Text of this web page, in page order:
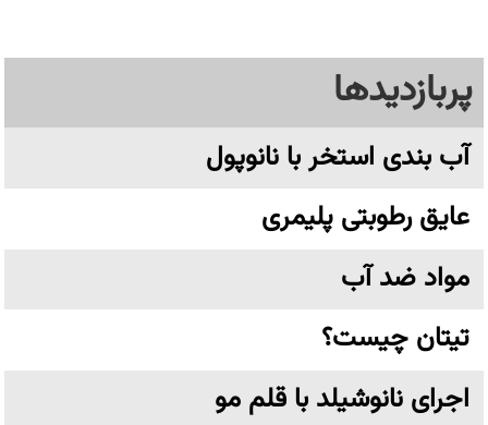
پربازدیدها
آب بندی استخر با نانوپول
عایق رطوبتی پلیمری
مواد ضد آب
تیتان چیست؟
اجرای نانوشیلد با قلم مو